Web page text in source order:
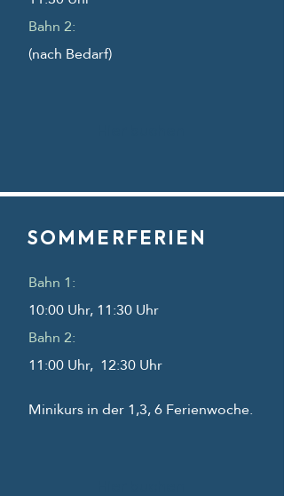
Bahn 2:
(nach Bedarf)
SOMMERFERIEN
Bahn 1:
10:00 Uhr, 11:30 Uhr
Bahn 2:
11:00 Uhr, 12:30 Uhr
Minikurs in der 1,3, 6 Ferienwoche.